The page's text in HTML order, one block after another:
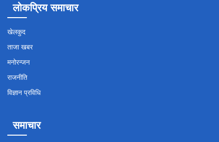
लोकप्रिय समाचार
खेलकुद
ताजा खबर
मनोरन्जन
राजनीति
विज्ञान प्रविधि
समाचार